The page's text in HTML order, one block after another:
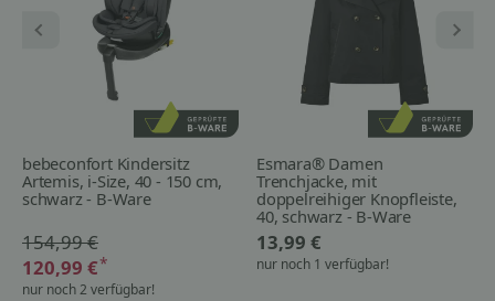
bebeconfort Kindersitz
Artemis, i-Size, 40 - 150 cm,
schwarz - B-Ware
154,99 €
120,99 €*
nur noch 2 verfügbar!
Esmara® Damen
Trenchjacke, mit
doppelreihiger Knopfleiste,
40, schwarz - B-Ware
neuwertig
13,99 €
nur noch 1 verfügbar!